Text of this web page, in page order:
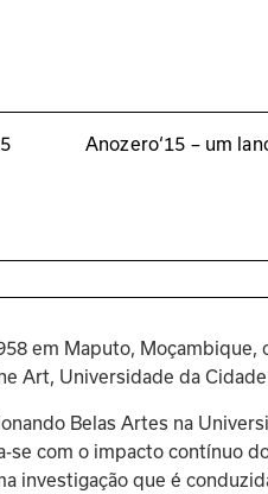
Anozero‘15 – um
em Maputo,
Art, Universidade da
Belas Artes na
se com o impacto contínuo
investigação que é